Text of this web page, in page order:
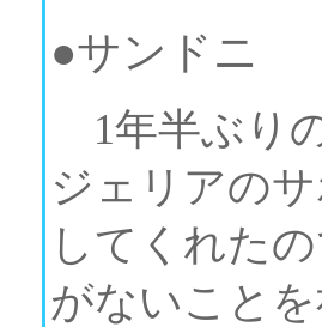
●サンドニ
1年半ぶり
ジェリアの
してくれた
がないことを